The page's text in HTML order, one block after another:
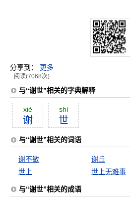
分享到： 更多
阅读(7068次)
与“谢世”相关的字典解释
xiè
谢
shì
世
与“谢世”相关的词语
谢不敏 谢丘
世上
世上无难事
与“谢世”相关的成语